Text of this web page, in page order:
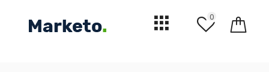
0